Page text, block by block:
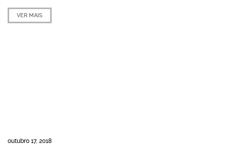
VER MAIS
outubro 17, 2018